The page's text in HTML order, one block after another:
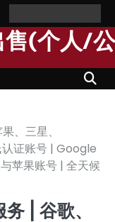
AccountAccount
果
个
人
果
公
司
发
者
(个人/
、三星、
证账号 | Google
苹果账号 | 全天候
| 谷歌、